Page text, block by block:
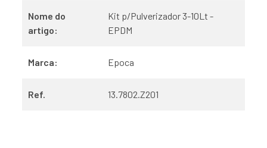
Nome do
artigo:
Kit p/Pulverizador 3-10Lt -
EPDM
Marca: Epoca
Ref. 13.7802.Z201